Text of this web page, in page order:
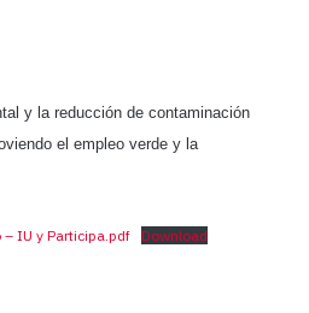
y la reducción de contaminación
el empleo verde y la
– IU y Participa.pdf Download